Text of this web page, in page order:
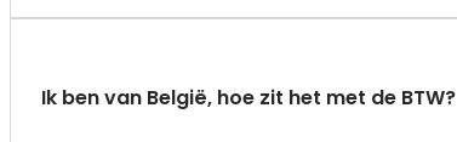
Ik ben van België, hoe zit het met de BTW?